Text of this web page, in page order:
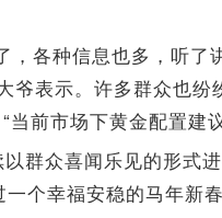
，各种信息也多，听
爷表示。许多群众也
前市场下黄金配置建
群众喜闻乐见的形式
个幸福安稳的马年新春